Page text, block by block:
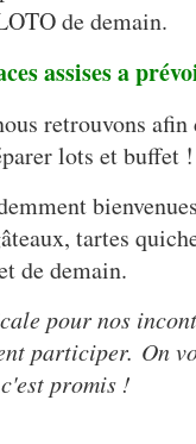
de demain.
assises a
retrouvons
lots et buffet !
tartes
de demain.
pour nos
participer. On
promis !